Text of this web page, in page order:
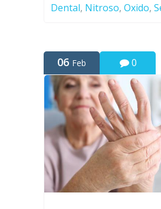
Dental, Nitroso, Oxido,
06 Feb 0